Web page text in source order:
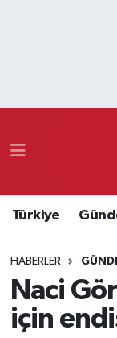
Türkiye
HABERLER
Naci
için
Namaz
Süper Lig
Tüm
Son